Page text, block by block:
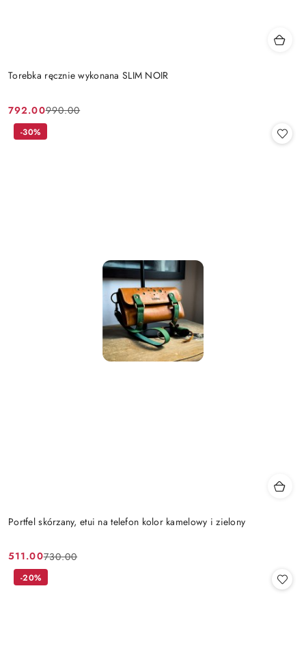
Torebka ręcznie wykonana SLIM NOIR
Cena
promocyjna:
792.00
Cena
przed
990.00
Portfel skórzany, etui na telefon kolor kamelowy i zielony
Cena
promocyjna:
511.00
Cena
przed
730.00
-30%
-20%